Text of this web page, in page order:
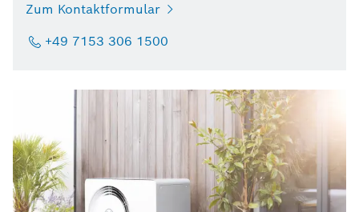
Zum Kontaktformular
+49 7153 306 1500